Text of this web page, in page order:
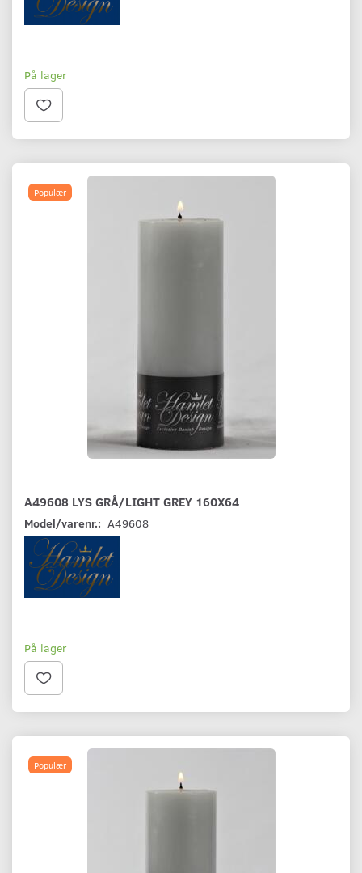
På lager
Populær
A49608 LYS GRÅ/LIGHT GREY 160X64
Model/varenr.: A49608
På lager
Populær